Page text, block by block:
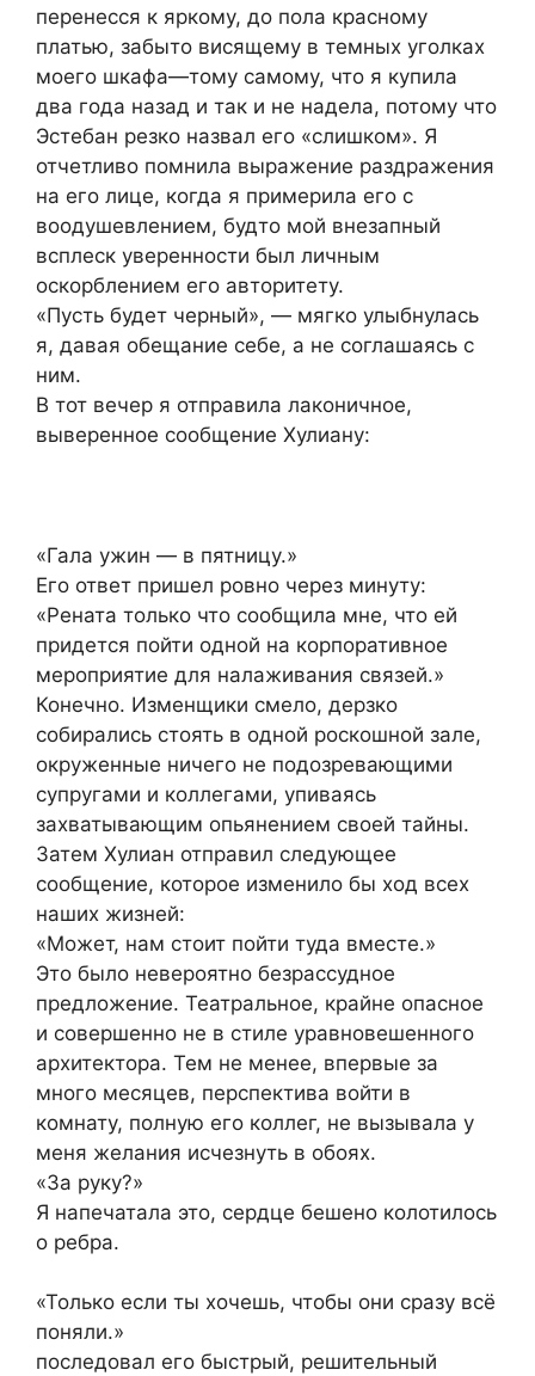
перенесся к яркому, до пола красному
платью, забыто висящему в темных уголках
моего шкафа—тому самому, что я купила
два года назад и так и не надела, потому что
Эстебан резко назвал его «слишком». Я
отчетливо помнила выражение раздражения
на его лице, когда я примерила его с
воодушевлением, будто мой внезапный
всплеск уверенности был личным
оскорблением его авторитету.
«Пусть будет черный», — мягко улыбнулась
я, давая обещание себе, а не соглашаясь с
ним.
В тот вечер я отправила лаконичное,
выверенное сообщение Хулиану:
«Гала ужин — в пятницу.»
Его ответ пришел ровно через минуту:
«Рената только что сообщила мне, что ей
придется пойти одной на корпоративное
мероприятие для налаживания связей.»
Конечно. Изменщики смело, дерзко
собирались стоять в одной роскошной зале,
окруженные ничего не подозревающими
супругами и коллегами, упиваясь
захватывающим опьянением своей тайны.
Затем Хулиан отправил следующее
сообщение, которое изменило бы ход всех
наших жизней:
«Может, нам стоит пойти туда вместе.»
Это было невероятно безрассудное
предложение. Театральное, крайне опасное
и совершенно не в стиле уравновешенного
архитектора. Тем не менее, впервые за
много месяцев, перспектива войти в
комнату, полную его коллег, не вызывала у
меня желания исчезнуть в обоях.
«За руку?»
Я напечатала это, сердце бешено колотилось
о ребра.
«Только если ты хочешь, чтобы они сразу всё
поняли.»
последовал его быстрый, решительный